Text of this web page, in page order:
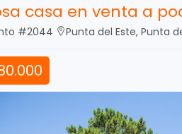
casa en venta a
#2044 Punta del Este, Punta